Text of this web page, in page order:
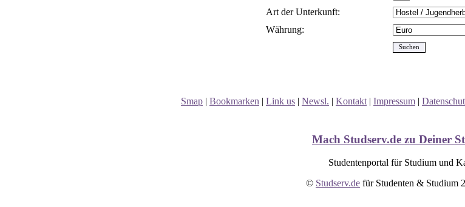
Art der Unterkunft:
Währung:
Smap | Bookmarken | Link us | Newsl. | Kontakt | Impressum |
Mach Studserv.de zu Deiner
Studentenportal für Studium und
© Studserv.de für Studenten & Studium